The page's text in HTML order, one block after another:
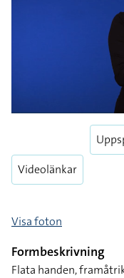
Videolänkar
Visa foton
Formbeskrivning
Flata handen,